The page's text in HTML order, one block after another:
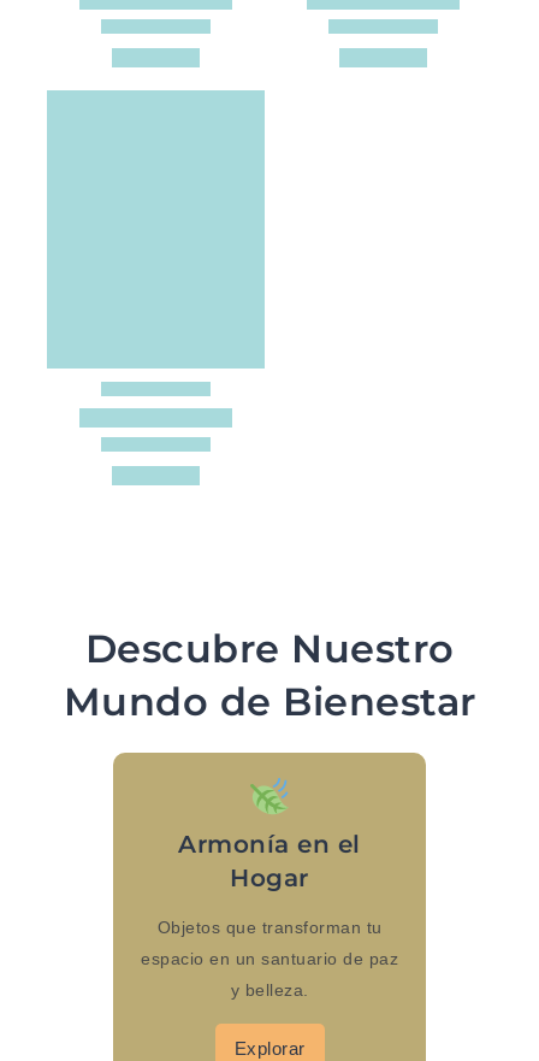
Descubre Nuestro
Mundo de Bienestar
Armonía en el
Hogar
Objetos que transforman tu
espacio en un santuario de paz
y belleza.
Explorar